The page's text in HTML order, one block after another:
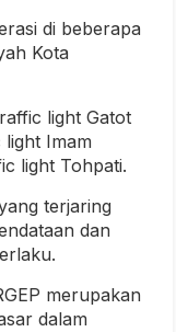
di beberapa
Kota
light Gatot
Imam
light Tohpati.
terjaring
dan
merupakan
dalam